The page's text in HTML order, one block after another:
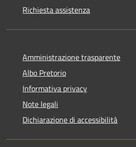
Richiesta assistenza
Amministrazione trasparente
Albo Pretorio
Informativa privacy
Note legali
Dichiarazione di accessibilità